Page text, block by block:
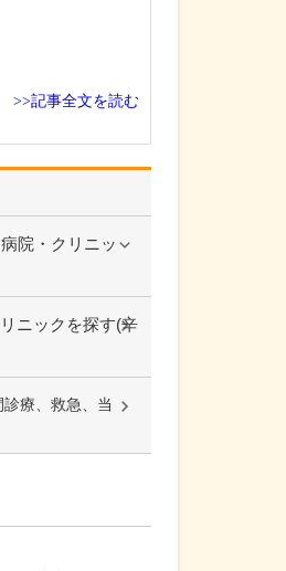
院・クリニッ
ニックを探す(辛
療、救急、当
>>記事全文を読む